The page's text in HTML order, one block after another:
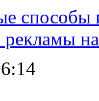
способы
рекламы